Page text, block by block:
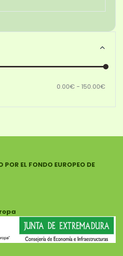
0.00€ - 150.00€
EL FONDO EUROPEO DE